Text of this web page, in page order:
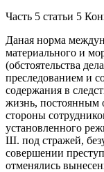
Часть 5 статьи 5
Даная норма
материального и
(обстоятельства
преследованием и
содержания в
жизнь, постоянным
стороны
установленного
Ш. под стражей,
совершении
отменялись